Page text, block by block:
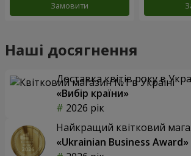
Замовити
Наші досягнення
Доставка квітів року в
«Вибір країни»
2026 рік
Найкращий квітковий
«Ukrainian Business Award»